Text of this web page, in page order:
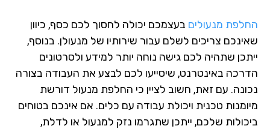
מנעוליםבעצמכם יכולה לחסוך לכם כסף, כיוון
צריכים לשלם עבור שירותיו של מנעולן. בנוסף,
שתהיה לכם גישה נוחה יותר למידע ולסרטונים
באינטרנט, שיסייעו לכם לבצע את העבודה בצורה
עם זאת, חשוב לציין כי החלפת מנעול דורשת
טכנית ויכולת עבודה עם כלים. אם אינכם בטוחים
שלכם, ייתכן שתגרמו נזק למנעול או לדלת,